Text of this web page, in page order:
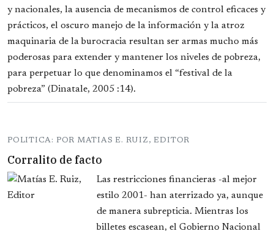
y nacionales, la ausencia de mecanismos de control eficaces y
prácticos, el oscuro manejo de la información y la atroz
maquinaria de la burocracia resultan ser armas mucho más
poderosas para extender y mantener los niveles de pobreza,
para perpetuar lo que denominamos el “festival de la
pobreza” (Dinatale, 2005 :14).
POLITICA: POR MATIAS E. RUIZ, EDITOR
Corralito de facto
Las restricciones financieras -al mejor
estilo 2001- han aterrizado ya, aunque
de manera subrepticia. Mientras los
billetes escasean, el Gobierno Nacional